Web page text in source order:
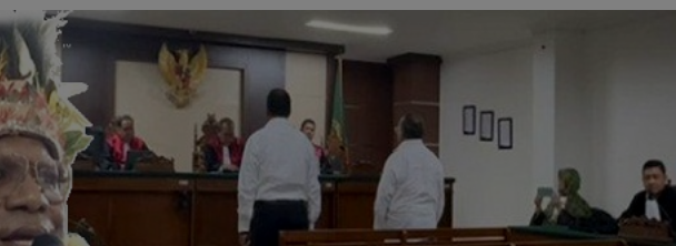
Aksesnya
Pada Senin, 2 Desember 2024, Tim Hukum
Patrisia Patippi (MP3), Fadli, mengungkapkan
adanya sejumlah kejanggalan saat mengunjungi
kantor KPU...